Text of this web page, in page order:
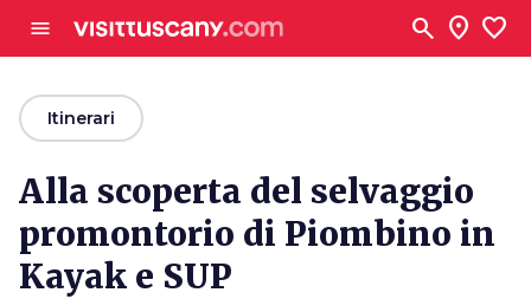
menu search location_on favorite
arrow_backItinerari
Alla scoperta del selvaggio
promontorio di Piombino in
Kayak e SUP